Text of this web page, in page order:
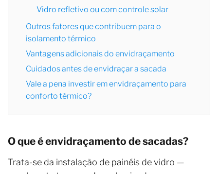
Vidro refletivo ou com controle solar
Outros fatores que contribuem para o
isolamento térmico
Vantagens adicionais do envidraçamento
Cuidados antes de envidraçar a sacada
Vale a pena investir em envidraçamento para
conforto térmico?
O que é envidraçamento de sacadas?
Trata-se da instalação de painéis de vidro —